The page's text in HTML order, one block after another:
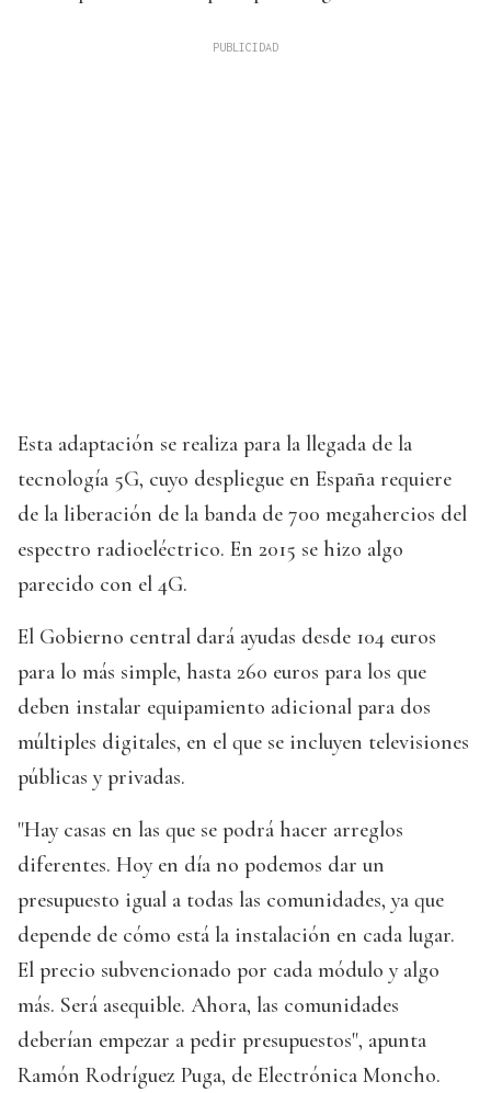
Esta adaptación se realiza para la llegada de la
tecnología 5G, cuyo despliegue en España requiere
de la liberación de la banda de 700 megahercios del
espectro radioeléctrico. En 2015 se hizo algo
parecido con el 4G.
El Gobierno central dará ayudas desde 104 euros
para lo más simple, hasta 260 euros para los que
deben instalar equipamiento adicional para dos
múltiples digitales, en el que se incluyen televisiones
públicas y privadas.
"Hay casas en las que se podrá hacer arreglos
diferentes. Hoy en día no podemos dar un
presupuesto igual a todas las comunidades, ya que
depende de cómo está la instalación en cada lugar.
El precio subvencionado por cada módulo y algo
más. Será asequible. Ahora, las comunidades
deberían empezar a pedir presupuestos", apunta
Ramón Rodríguez Puga, de Electrónica Moncho.